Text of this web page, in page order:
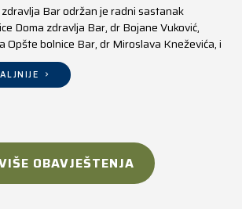
zdravlja Bar održan je radni sastanak
Doma zdravlja Bar, dr Bojane Vuković,
Opšte bolnice Bar, dr Miroslava Kneževića, i
Doma zdravlja Ulcinj, Kreshnika Mustafe.
OBAVJEŠTENJA